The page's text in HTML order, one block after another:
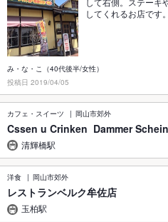
してくれるお店です。
み・な・こ（40代後半/女性）
投稿日 2019/04/05
カフェ・スイーツ 岡山市郊外
Cssen u Crinken Dammer Schein
清輝橋駅
洋食 岡山市郊外
レストランベルク牟佐店
玉柏駅